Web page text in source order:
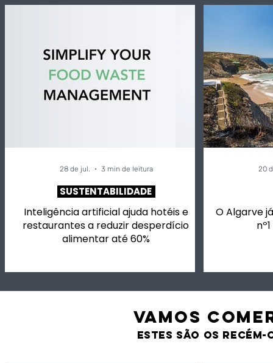
Inteligência artificial
ajuda hotéis e
restaurantes a reduzir
desperdício alimentar
vai ter
para si,
vinhos
música.
Inteligência artificial ajuda hotéis e
restaurantes a reduzir desperdício
alimentar até 60%
SUSTENTABILIDADE
28 de jul. 3 min de leitura
O Algarve
20
VAMOS
estes são os recém-